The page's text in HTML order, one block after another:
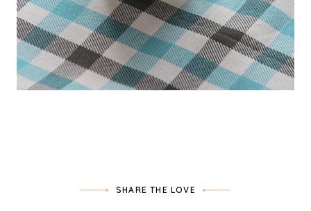
SHARE THE LOVE